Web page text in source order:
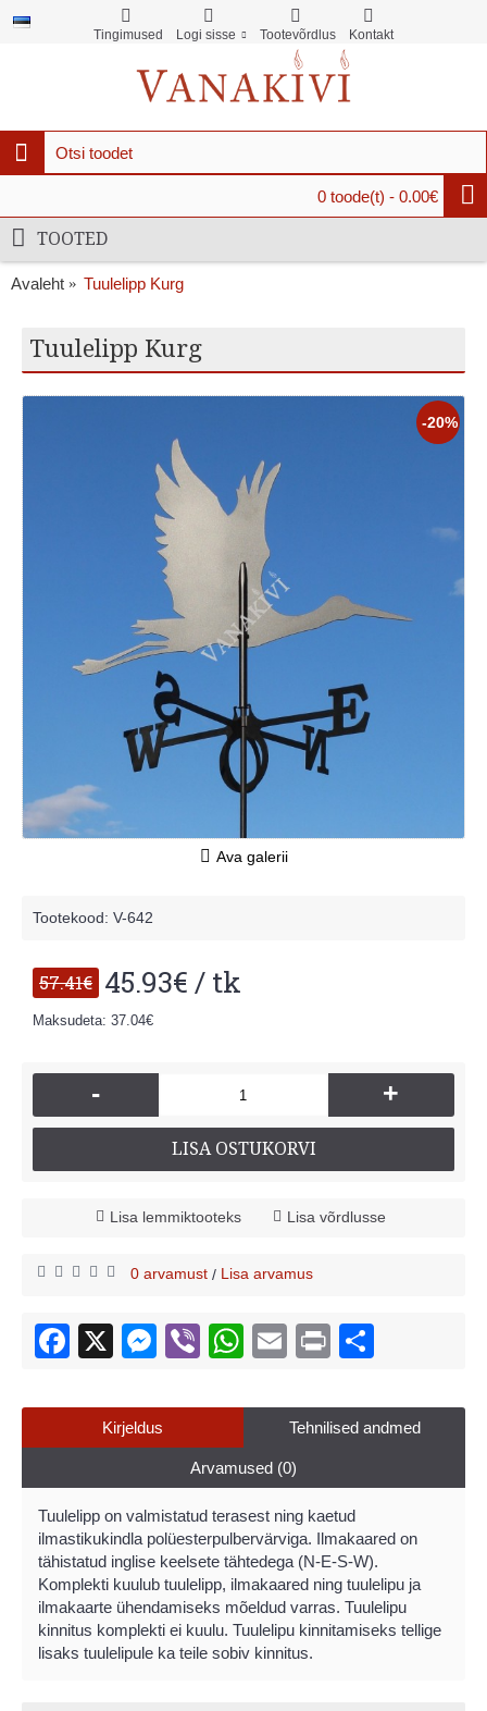
Tingimused Logi sisse Tootevõrdlus Kontakt
0 toode(t) - 0.00€
TOOTED
Avaleht Tuulelipp Kurg
Tuulelipp Kurg
-20%
Ava galerii
Tootekood: V-642
57.41€ 45.93€ / tk
Maksudeta: 37.04€
- +
LISA OSTUKORVI
Lisa lemmiktooteks Lisa võrdlusse
0 arvamust / Lisa arvamus
Kirjeldus Tehnilised andmed
Arvamused (0)
Tuulelipp on valmistatud terasest ning kaetud
ilmastikukindla polüesterpulbervärviga. Ilmakaared on
tähistatud inglise keelsete tähtedega (N-E-S-W).
Komplekti kuulub tuulelipp, ilmakaared ning tuulelipu ja
ilmakaarte ühendamiseks mõeldud varras. Tuulelipu
kinnitus komplekti ei kuulu. Tuulelipu kinnitamiseks tellige
lisaks tuulelipule ka teile sobiv kinnitus.